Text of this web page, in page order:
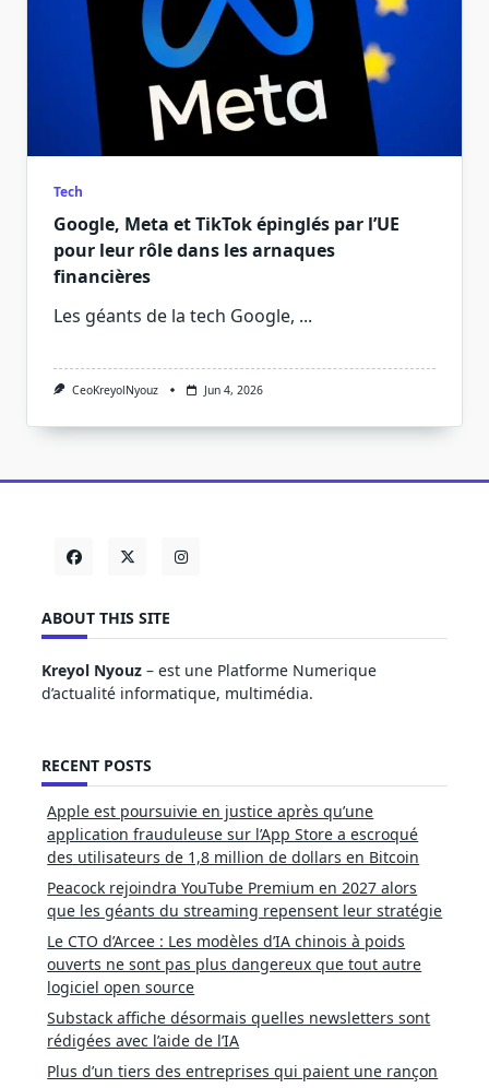
Tech
Google, Meta et TikTok épinglés par l’UE
pour leur rôle dans les arnaques
financières
Les géants de la tech Google, ...
CeoKreyolNyouz Jun 4, 2026
ABOUT THIS SITE
Kreyol Nyouz – est une Platforme Numerique
d’actualité informatique, multimédia.
RECENT POSTS
Apple est poursuivie en justice après qu’une
application frauduleuse sur l’App Store a escroqué
des utilisateurs de 1,8 million de dollars en Bitcoin
Peacock rejoindra YouTube Premium en 2027 alors
que les géants du streaming repensent leur stratégie
Le CTO d’Arcee : Les modèles d’IA chinois à poids
ouverts ne sont pas plus dangereux que tout autre
logiciel open source
Substack affiche désormais quelles newsletters sont
rédigées avec l’aide de l’IA
Plus d’un tiers des entreprises qui paient une rançon